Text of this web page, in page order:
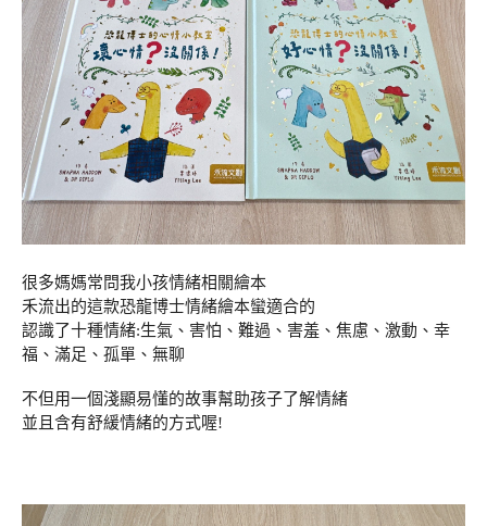
很多媽媽常問我小孩情緒相關繪本
禾流出的這款恐龍博士情緒繪本蠻適合的
認識了十種情緒:生氣、害怕、難過、害羞、焦慮、激動、幸
福、滿足、孤單、無聊
不但用一個淺顯易懂的故事幫助孩子了解情緒
並且含有舒緩情緒的方式喔!